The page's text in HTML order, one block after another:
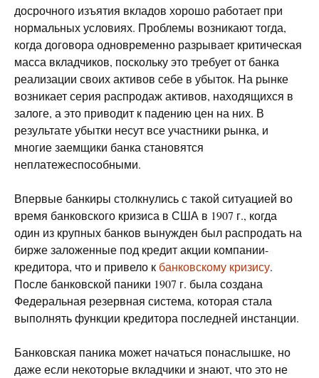
досрочного изъятия вкладов хорошо работает при
нормальных условиях. Проблемы возникают тогда,
когда договора одновременно разрывает критическая
масса вкладчиков, поскольку это требует от банка
реализации своих активов себе в убыток. На рынке
возникает серия распродаж активов, находящихся в
залоге, а это приводит к падению цен на них. В
результате убытки несут все участники рынка, и
многие заемщики банка становятся
неплатежеспособными.
Впервые банкиры столкнулись с такой ситуацией во
время банковского кризиса в США в 1907 г., когда
один из крупных банков вынужден был распродать на
бирже заложенные под кредит акции компании-
кредитора, что и привело к банковскому кризису.
После банковской паники 1907 г. была создана
Федеральная резервная система, которая стала
выполнять функции кредитора последней инстанции.
Банковская паника может начаться понаслышке, но
даже если некоторые вкладчики и знают, что это не